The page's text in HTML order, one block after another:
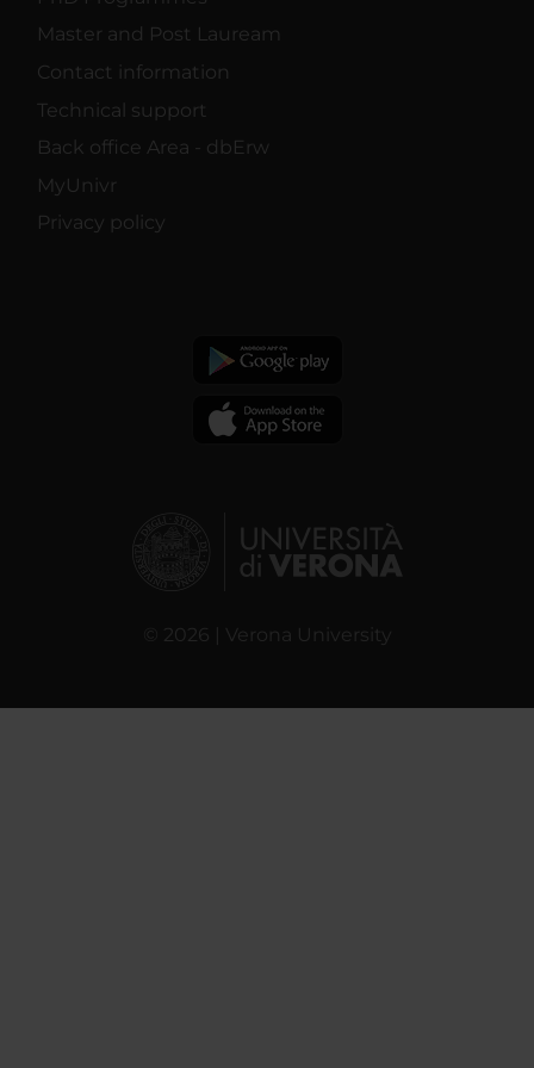
Master and Post Lauream
Contact information
Technical support
Back office Area - dbErw
MyUnivr
Privacy policy
© 2026 | Verona University